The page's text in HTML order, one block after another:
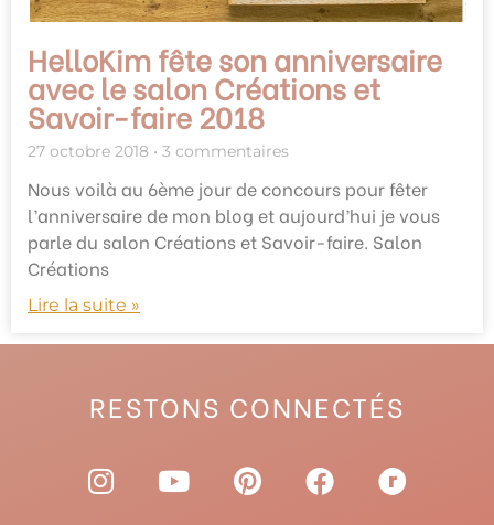
HelloKim fête son anniversaire
avec le salon Créations et
Savoir-faire 2018
27 octobre 2018 3 commentaires
Nous voilà au 6ème jour de concours pour fêter
l’anniversaire de mon blog et aujourd’hui je vous
parle du salon Créations et Savoir-faire. Salon
Créations
Lire la suite »
RESTONS CONNECTÉS
I
n
Y
o
P
i
F
a
R
a